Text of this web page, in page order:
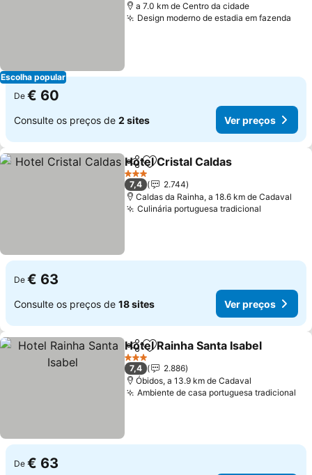
Escolha popular
a 7.0 km de Centro da cidade
Design moderno de estadia em fazenda
De € 60
Consulte os preços de 2 sites Ver preços
PartilharAdicionar aos favoritos
Hotel Cristal Caldas
3 Estrelas
7,4
2.744
Caldas da Rainha, a 18.6 km de Cadaval
Culinária portuguesa tradicional
De € 63
Consulte os preços de 18 sites Ver preços
PartilharAdicionar aos favoritos
Hotel Rainha Santa Isabel
3 Estrelas
7,4
2.886
Óbidos, a 13.9 km de Cadaval
Ambiente de casa portuguesa tradicional
De € 63